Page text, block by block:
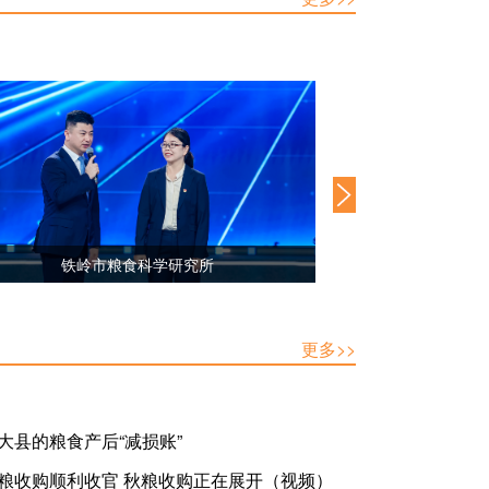
新疆佳麦乐客粮食储备有限责任公司
更多>>
县的粮食产后“减损账”
收购顺利收官 秋粮收购正在展开（视频）